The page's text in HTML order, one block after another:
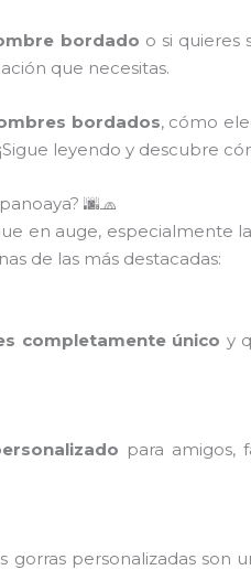
bordado o si quieres
que necesitas.
bordados, cómo
leyendo y descubre
🌆🧢
en auge, especialmente
de las más destacadas:
completamente único y
para amigos,
personalizadas son